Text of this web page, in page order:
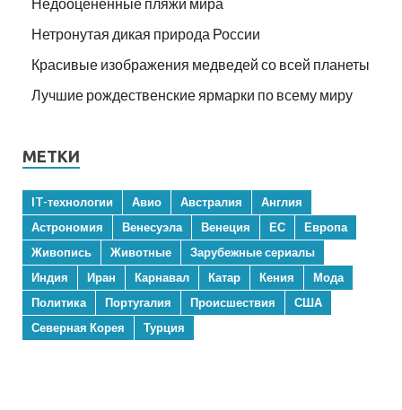
Нетронутая дикая природа России
Красивые изображения медведей со всей планеты
Лучшие рождественские ярмарки по всему миру
МЕТКИ
IT-технологии Авио Австралия
Англия
Астрономия
Венесуэла Венеция ЕС
Европа
Живопись
Животные
Зарубежные сериалы
Индия
Иран Карнавал Катар Кения
Мода
Политика
Португалия Происшествия
США
Северная Корея
Турция